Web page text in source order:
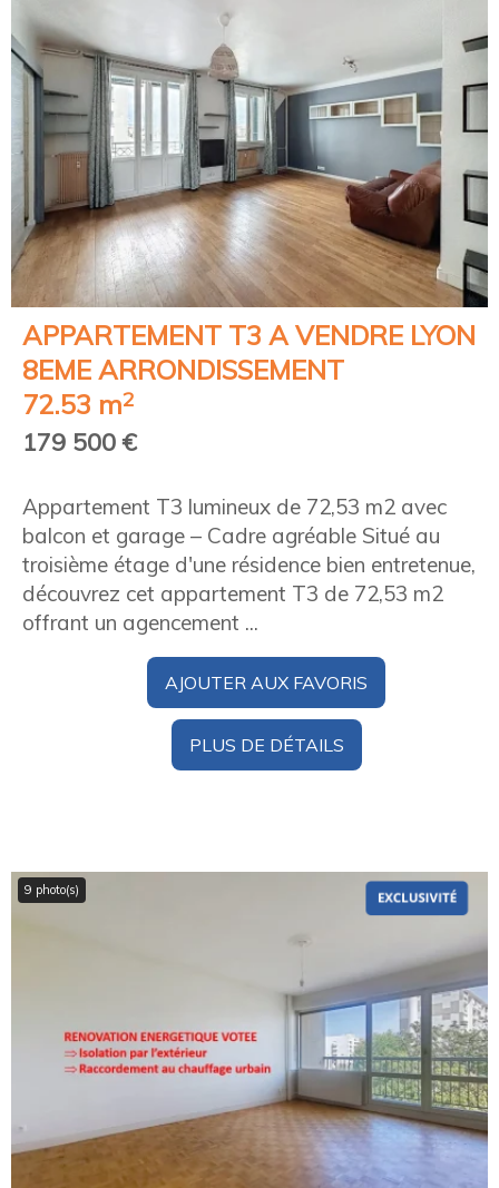
APPARTEMENT T3 A VENDRE LYON
8EME ARRONDISSEMENT
72.53 m2
179 500 €
Appartement T3 lumineux de 72,53 m2 avec
balcon et garage – Cadre agréable Situé au
troisième étage d'une résidence bien entretenue,
découvrez cet appartement T3 de 72,53 m2
offrant un agencement ...
AJOUTER AUX FAVORIS
PLUS DE DÉTAILS
9 photo(s)